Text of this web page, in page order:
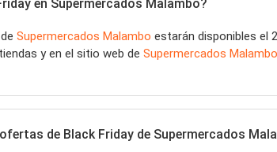
en Supermercados Malambo?
Supermercados Malambo estarán disponibles el
y en el sitio web de Supermercados Malambo
de Black Friday de Supermercados